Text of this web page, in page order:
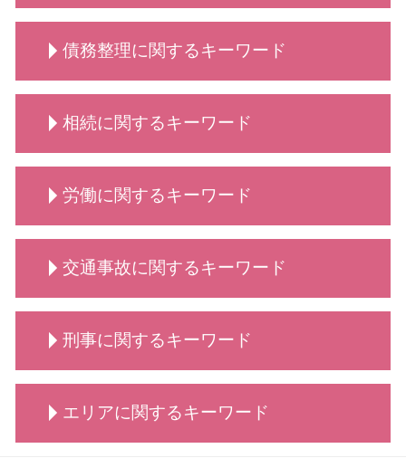
企業法務 とは
顧問弁護士 事業主
債権回収 弁護士
法律相談 動物病院向け各種サービス
動物病院向け各種サービス 訴訟 弁護士
業務委託契約書 作り方
契約書作成 弁護士
秘密保持契約 nda
秘密保持契約書 従業員
弁護士 契約書サポート
契約書 書き方
弁護士 法人破産
法人破産 費用がない
破産 倒産 違い
必要書類 法人破産
法人破産とは
法人破産 登記
法人破産 できない
法人破産 デメリット
法人破産 原因
離婚 相談 タイミング
親権 監護権
慰謝料請求 依頼 弁護士
養育費 いつまで
離婚 弁護士 相談
離婚 話し合い できない
養育費 公正証書
養育費 年収
離婚・男女問題 相談
養育費 平均
慰謝料請求 男女問題
離婚・男女問題 相談 弁護士
債務整理に関するキーワード
債務整理 どこに相談
債務整理 依頼
債務整理 種類
自己破産 賃貸
債務整理 デメリット
債務整理 とは
自己破産 費用
債務整理とは 個人
自己破産手続き 流れ
債務整理 遅延損害金
自己破産 できる条件
債務整理 弁護士
相続に関するキーワード
相続 代償金
相続 弁護士
相続 代理人
相続 分割
相続 争い
相続 代行
相続 手続き
相続 依頼
相続 分配
相続 とは
労働に関するキーワード
労働 安全
労働 弁護士 相談
労働 賃金 相談
労働 調停
労働 義務
労働 紛争
交通事故に関するキーワード
交通事故 相談
交通事故 請求できること
交通事故 慰謝料
交通事故 罰金
刑事に関するキーワード
刑事事件 種類
刑事事件 相手方
エリアに関するキーワード